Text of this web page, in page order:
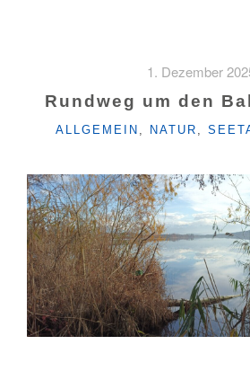
1. Dezember
Rundweg um den
KATEGORIEN
ALLGEMEIN , NATUR ,